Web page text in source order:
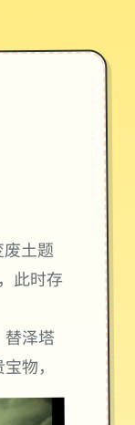
废土题
此时存
泽塔
物，